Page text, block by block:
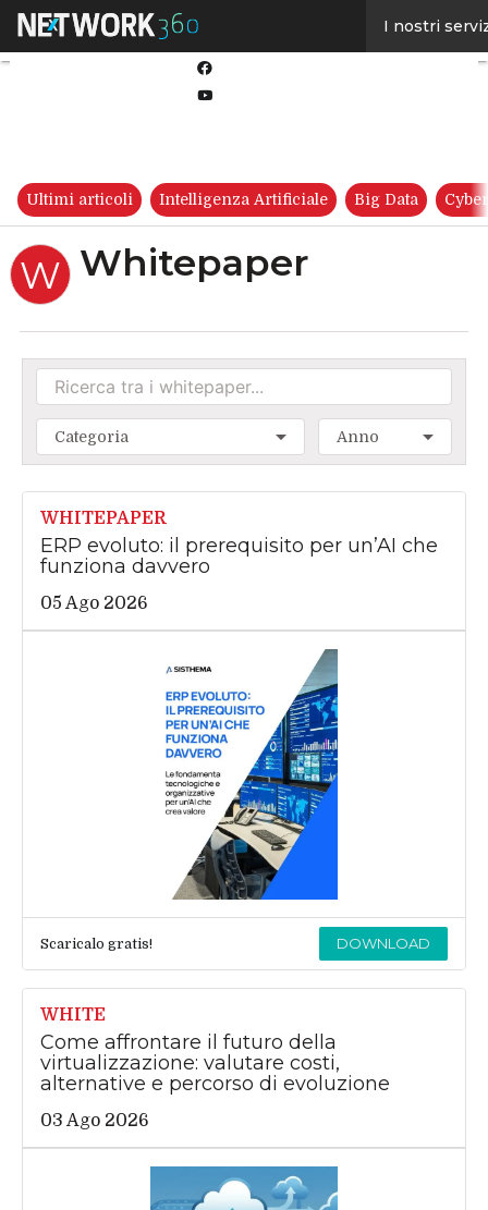
I nostri
Ultimi articoli Intelligenza Artificiale Big Data
W Whitepaper
Categoria Anno
WHITEPAPER
ERP evoluto: il prerequisito per un’AI che
funziona davvero
05 Ago 2026
Scaricalo gratis! DOWNLOAD
WHITE
Come affrontare il futuro della
virtualizzazione: valutare costi,
alternative e percorso di evoluzione
03 Ago 2026